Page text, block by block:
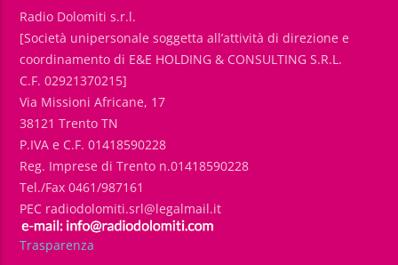
Radio Dolomiti s.r.l.
[Società unipersonale soggetta all’attività di direzione e
coordinamento di E&E HOLDING & CONSULTING S.R.L.
C.F. 02921370215]
Via Missioni Africane, 17
38121 Trento TN
P.IVA e C.F. 01418590228
Reg. Imprese di Trento n.01418590228
Tel./Fax 0461/987161
PEC radiodolomiti.srl@legalmail.it
Trasparenza